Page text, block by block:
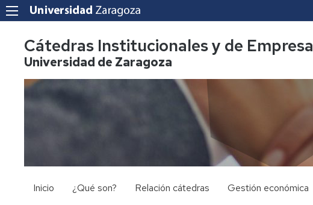
Cátedras Institucionales y de Empresa
Universidad de Zaragoza
Inicio ¿Qué son? Relación cátedras Gestión económica